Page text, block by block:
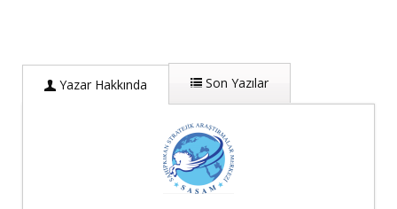
Yazar Hakkında Son Yazılar